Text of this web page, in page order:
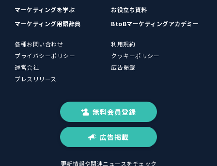
マーケティングを学ぶ
お役立ち資料
マーケティング用語辞典
BtoBマーケティングアカデミー
各種お問い合わせ
利用規約
プライバシーポリシー
クッキーポリシー
運営会社
広告掲載
プレスリリース
無料会員登録
広告掲載
更新情報や関連ニュースをチェック